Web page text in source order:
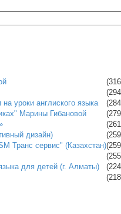
уроки англиского языка
Марины Гибановой
дизайн)
Транс сервис" (Казахстан)
для детей (г. Алматы)